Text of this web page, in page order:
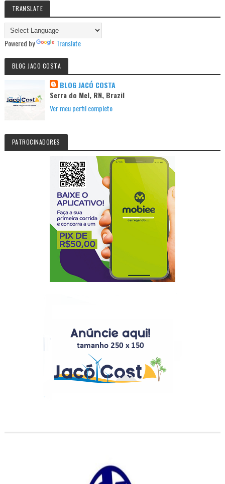
TRANSLATE
Powered by Translate
BLOG JACO COSTA
BLOG JACÓ COSTA
Serra do Mel, RN, Brazil
Ver meu perfil completo
PATROCINADORES